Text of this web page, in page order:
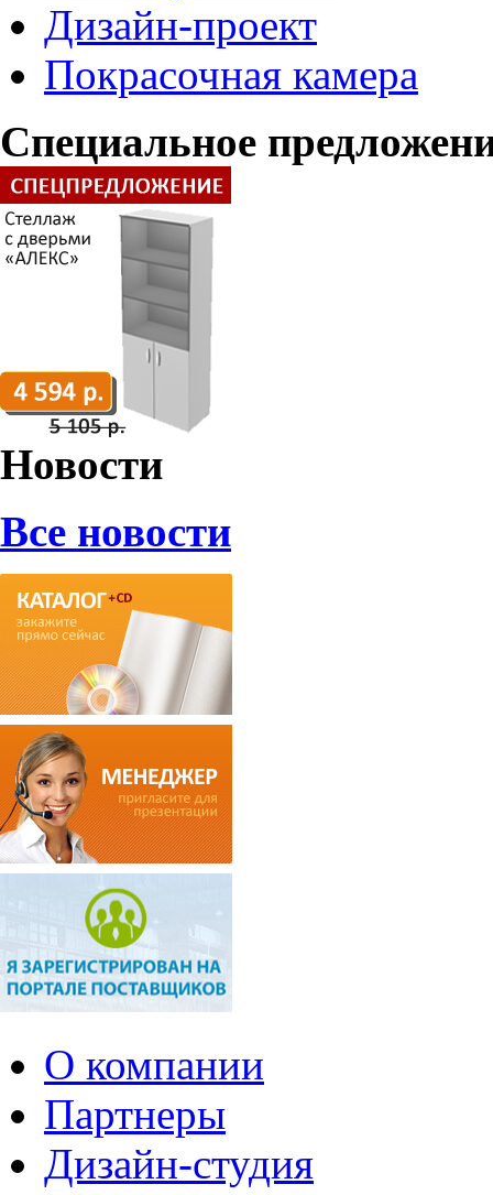
Дизайн-проект
Покрасочная камера
Специальное
Новости
Все новости
О компании
Партнеры
Дизайн-студия